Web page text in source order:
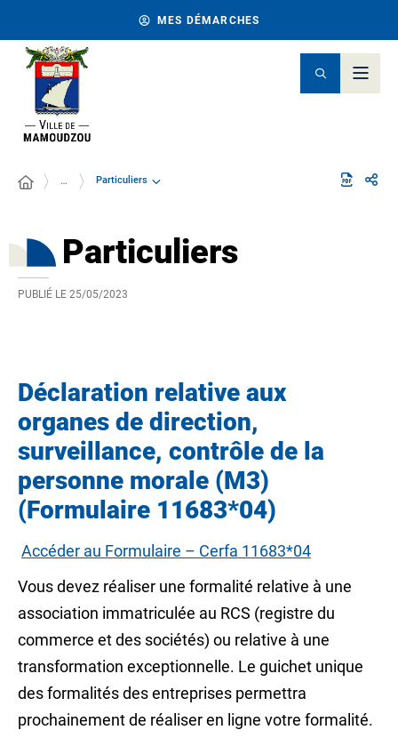
MES DÉMARCHES
… Particuliers
Particuliers
PUBLIÉ LE 25/05/2023
Déclaration relative aux
organes de direction,
surveillance, contrôle de la
personne morale (M3)
(Formulaire 11683*04)
Accéder au Formulaire – Cerfa 11683*04
Vous devez réaliser une formalité relative à une
association immatriculée au RCS (registre du
commerce et des sociétés) ou relative à une
transformation exceptionnelle. Le guichet unique
des formalités des entreprises permettra
prochainement de réaliser en ligne votre formalité.